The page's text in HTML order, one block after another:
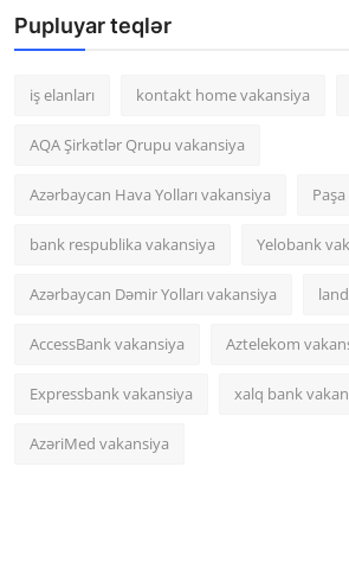
Pupluyar teqlər
iş elanları kontakt home vakansiya
AQA Şirkətlər Qrupu vakansiya
Azərbaycan Hava Yolları vakansiya
bank respublika vakansiya Yelobank
Azərbaycan Dəmir Yolları vakansiya
AccessBank vakansiya Aztelekom
Expressbank vakansiya xalq bank
AzəriMed vakansiya